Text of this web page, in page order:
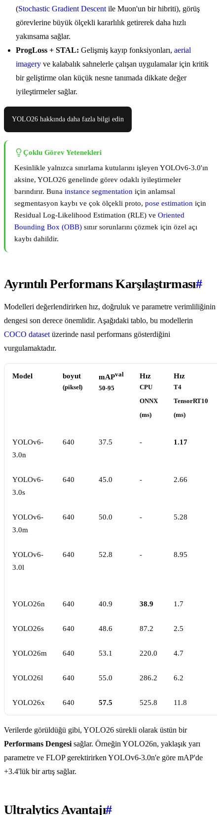
(Stochastic Gradient Descent ile Muon'un bir hibriti), görüş
görevlerine büyük ölçekli kararlılık getirerek daha hızlı
yakınsama sağlar.
ProgLoss + STAL: Gelişmiş kayıp fonksiyonları, aerial
imagery ve kalabalık sahnelerle çalışan uygulamalar için kritik
bir geliştirme olan küçük nesne tanımada dikkate değer
iyileştirmeler sağlar.
YOLO26 hakkında daha fazla bilgi edin
Çoklu Görev Yetenekleri
Kesinlikle yalnızca sınırlama kutularını işleyen YOLOv6-3.0'ın
aksine, YOLO26 genelinde görev odaklı iyileştirmeler
barındırır. Buna instance segmentation için anlamsal
segmentasyon kaybı ve çok ölçekli proto, pose estimation için
Residual Log-Likelihood Estimation (RLE) ve Oriented
Bounding Box (OBB) sınır sorunlarını çözmek için özel açı
kaybı dahildir.
Ayrıntılı Performans Karşılaştırması#
Modelleri değerlendirirken hız, doğruluk ve parametre verimliliğinin
dengesi son derece önemlidir. Aşağıdaki tablo, bu modellerin
COCO dataset üzerinde nasıl performans gösterdiğini
vurgulamaktadır.
Model boyut
(piksel)
mAPval
50-95
Hız
CPU
ONNX
(ms)
Hız
T4
TensorRT10
(ms)
YOLOv6-
3.0n
640 37.5 - 1.17
YOLOv6-
3.0s
640 45.0 - 2.66
YOLOv6-
3.0m
640 50.0 - 5.28
YOLOv6-
3.0l
640 52.8 - 8.95
YOLO26n 640 40.9 38.9 1.7
YOLO26s 640 48.6 87.2 2.5
YOLO26m 640 53.1 220.0 4.7
YOLO26l 640 55.0 286.2 6.2
YOLO26x 640 57.5 525.8 11.8
Verilerde görüldüğü gibi, YOLO26 sürekli olarak üstün bir
Performans Dengesi sağlar. Örneğin YOLO26n, yaklaşık yarı
parametre ve FLOP gerektirirken YOLOv6-3.0n'e göre mAP'de
+3.4'lük bir artış sağlar.
Ultralytics Avantajı#